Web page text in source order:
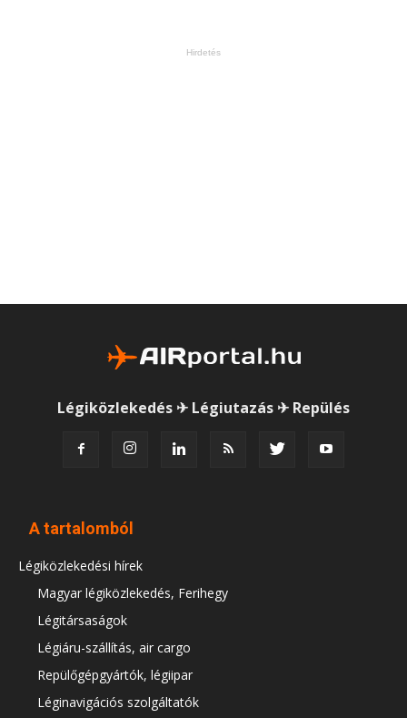
Hirdetés
Légiközlekedés ✈ Légiutazás ✈ Repülés
A tartalomból
Légiközlekedési hírek
Magyar légiközlekedés, Ferihegy
Légitársaságok
Légiáru-szállítás, air cargo
Repülőgépgyártók, légiipar
Léginavigációs szolgáltatók